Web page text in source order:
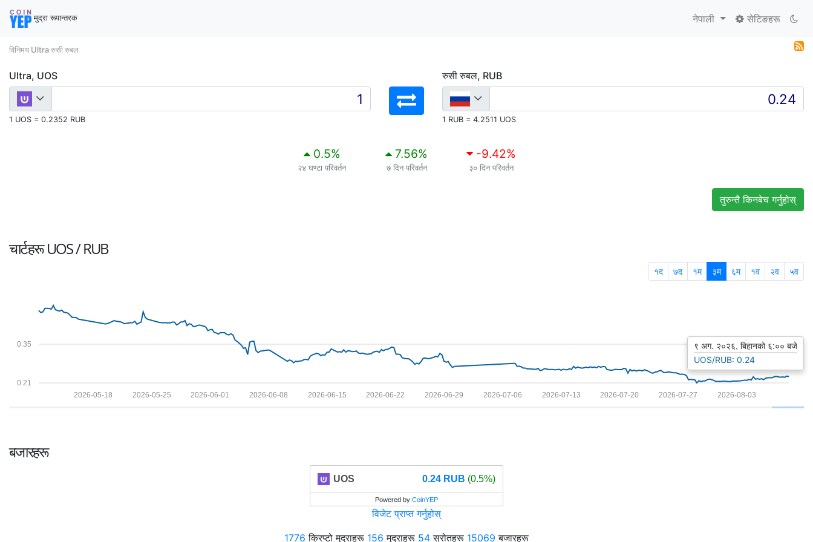
मुद्रा रूपान्तरक नेपाली सेटिङहरू
विनिमय Ultra रुसी रुबल
Ultra, UOS
1 UOS = 0.2352 RUB
रुसी रुबल, RUB
1 RUB = 4.2511 UOS
0.5%
२४ घण्टा परिवर्तन
7.56%
७ दिन परिवर्तन
-9.42%
३० दिन परिवर्तन
तुरुन्तै किनबेच गर्नुहोस्
चार्टहरूUOS / RUB
१द ७द १म ३म ६म १व २व ५व
0.21
0.35
2026-08-03
2026-07-27
2026-07-20
2026-07-13
2026-07-06
2026-06-29
2026-06-22
2026-06-15
2026-06-08
2026-06-01
2026-05-25
2026-05-18
९ अग. २०२६, बिहानको ६:०० बजे
UOS/RUB: 0.24
बजारहरू
UOS 0.24 RUB (0.5%)
Powered by CoinYEP
विजेट प्राप्त गर्नुहोस्
1776 क्रिप्टो मुद्राहरू 156 मुद्राहरू 54 स्रोतहरू 15069 बजारहरू